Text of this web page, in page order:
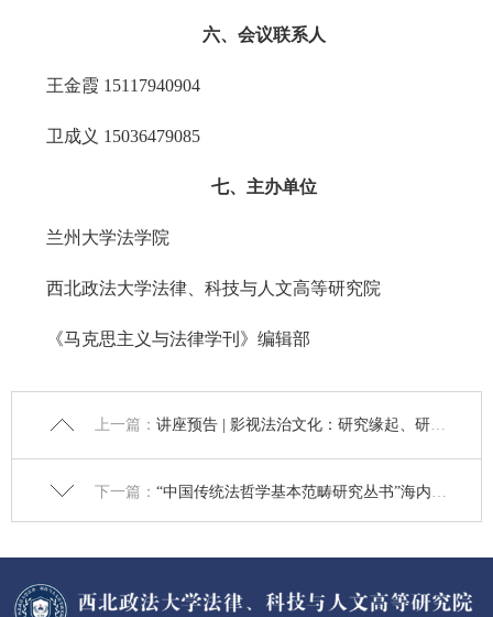
六、会议联系人
王金霞 15117940904
卫成义 15036479085
七、主办单位
兰州大学法学院
西北政法大学法律、科技与人文高等研究院
《马克思主义与法律学刊》编辑部
上一篇： 讲座预告 | 影视法治文化：研究缘起、研究方法与理论渊源
下一篇： “中国传统法哲学基本范畴研究丛书”海内外征稿函